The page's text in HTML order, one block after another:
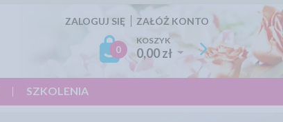
ZALOGUJ SIĘ ZAŁÓŻ KONTO
0
KOSZYK
0,00 zł
SZKOLENIA